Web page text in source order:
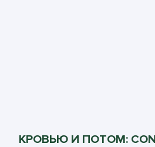
КРОВЬЮ И ПОТОМ: